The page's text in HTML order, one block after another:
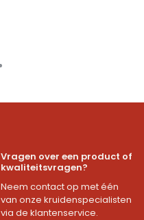
Vragen over een product of
kwaliteitsvragen?
Neem contact op met één
van onze kruidenspecialisten
via de klantenservice.